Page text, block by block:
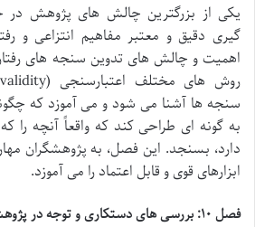
یکی از بزرگترین چالش های پژوهش در
گیری دقیق و معتبر مفاهیم انتزاعی و
اهمیت و چالش های تدوین سنجه های
سنجه ها آشنا می شود و می آموزد که چگونه
به گونه ای طراحی کند که واقعاً آنچه را
دارد، بسنجد. این فصل، به پژوهشگران
ابزارهای قوی و قابل اعتماد را می آموزد.
فصل ۱۰: بررسی های دستکاری و توجه در پژوهش حسابداری رفتاری